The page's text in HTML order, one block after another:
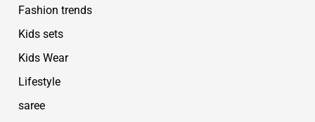
Fashion trends
Kids sets
Kids Wear
Lifestyle
saree